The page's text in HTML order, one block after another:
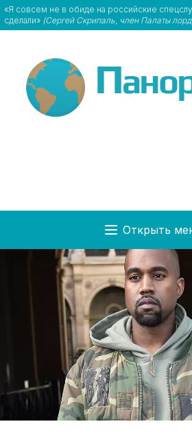
«Я совсем не в обиде на российские
сделали» (Сергей Скрипаль, член Палаты
Открыть